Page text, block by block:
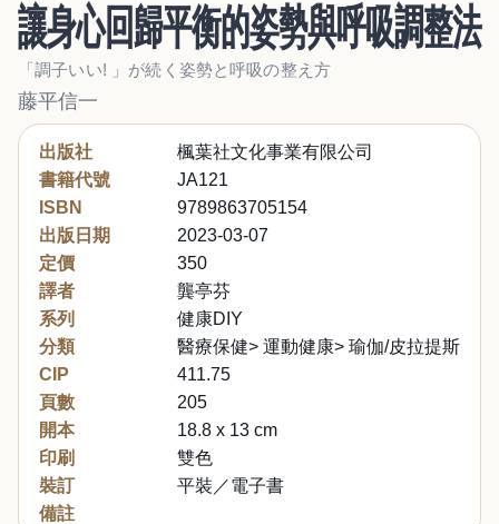
讓身心回歸平衡的姿勢與呼吸調整法
「調子いい! 」が続く姿勢と呼吸の整え方
藤平信一
出版社
楓葉社文化事業有限公司
書籍代號
JA121
ISBN
9789863705154
出版日期
2023-03-07
定價
350
譯者
龔亭芬
系列
健康DIY
分類
醫療保健> 運動健康> 瑜伽/皮拉提斯/伸展
CIP
411.75
頁數
205
開本
18.8 x 13 cm
印刷
雙色
裝訂
平裝／電子書
備註